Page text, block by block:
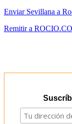
Enviar Sevillana a
Remitir a